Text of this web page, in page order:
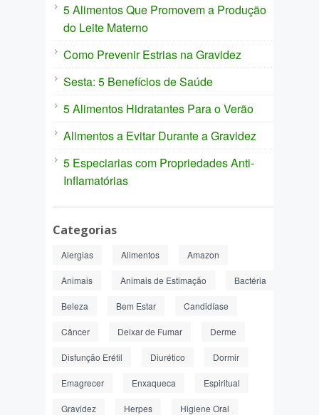
5 Alimentos Que Promovem a Produção
do Leite Materno
Como Prevenir Estrias na Gravidez
Sesta: 5 Benefícios de Saúde
5 Alimentos Hidratantes Para o Verão
Alimentos a Evitar Durante a Gravidez
5 Especiarias com Propriedades Anti-
Inflamatórias
Categorias
Alergias Alimentos Amazon
Animais Animais de Estimação Bactéria
Beleza Bem Estar Candidíase
Câncer Deixar de Fumar Derme
Disfunção Erétil Diurético Dormir
Emagrecer Enxaqueca Espiritual
Gravidez Herpes Higiene Oral